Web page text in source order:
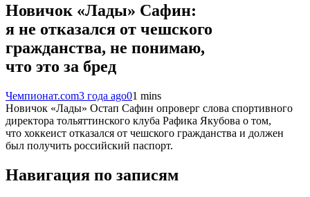
Новичок «Лады» Сафин:
я не отказался от чешского
гражданства, не понимаю,
что это за бред
Чемпионат.com3 года ago01 mins
Новичок «Лады» Остап Сафин опроверг слова спортивного
директора тольяттинского клуба Рафика Якубова о том,
что хоккеист отказался от чешского гражданства и должен
был получить российский паспорт.
Навигация по записям